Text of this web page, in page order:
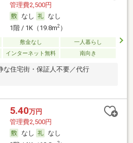
管理費2,500円
なし
なし
1階 / 1K（19.8m2）
敷金なし
一人暮らし
インターネット無料 南向き
な住宅街・保証人不要／代行
5.40万円
管理費2,500円
なし
なし